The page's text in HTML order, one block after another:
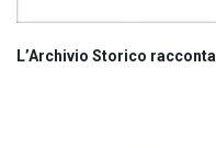
L’Archivio Storico racconta